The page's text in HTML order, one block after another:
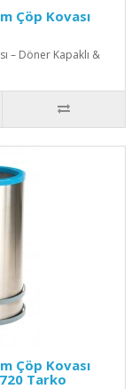
Çöp Kovası
– Döner Kapaklı &
Çöp Kovası
Tarko